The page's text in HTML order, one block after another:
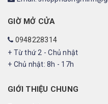
GIỜ MỞ CỬA
0948228314
+ Từ thứ 2 - Chủ nhật
+ Chủ nhật: 8h - 17h
GIỚI THIỆU CHUNG